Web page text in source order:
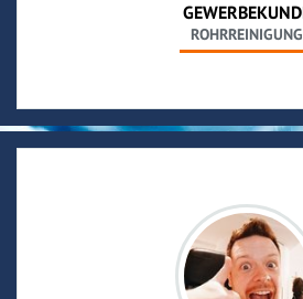
ROHRREINIGUNG